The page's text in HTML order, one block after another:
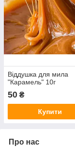
Віддушка для мила
"Карамель" 10г
50 ₴
Купити
Про нас